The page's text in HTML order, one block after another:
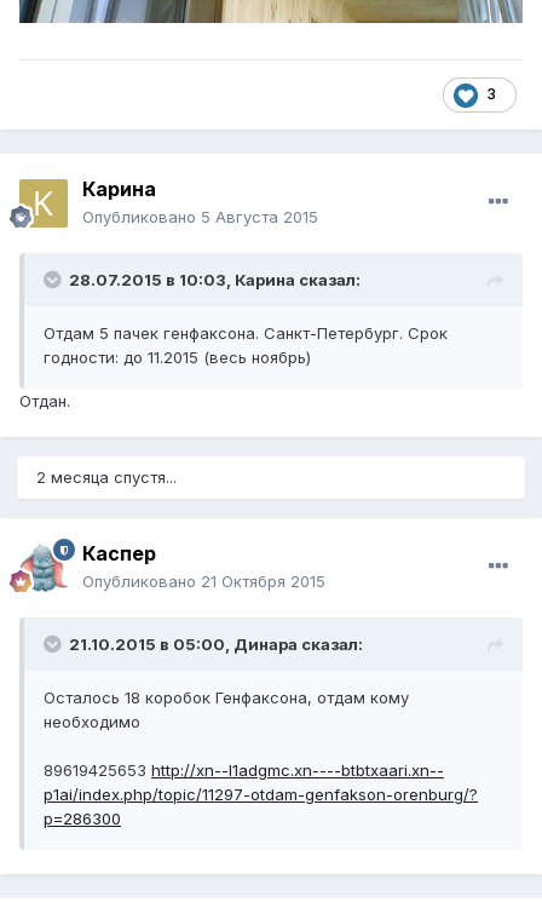
3
Карина
Опубликовано 5 Августа 2015
28.07.2015 в 10:03, Карина сказал:
Отдам 5 пачек генфаксона. Санкт-Петербург. Срок
годности: до 11.2015 (весь ноябрь)
Отдан.
2 месяца спустя...
Каспер
Опубликовано 21 Октября 2015
21.10.2015 в 05:00, Динара сказал:
Осталось 18 коробок Генфаксона, отдам кому
необходимо
89619425653 http://xn--l1adgmc.xn----btbtxaari.xn--
p1ai/index.php/topic/11297-otdam-genfakson-orenburg/?
p=286300